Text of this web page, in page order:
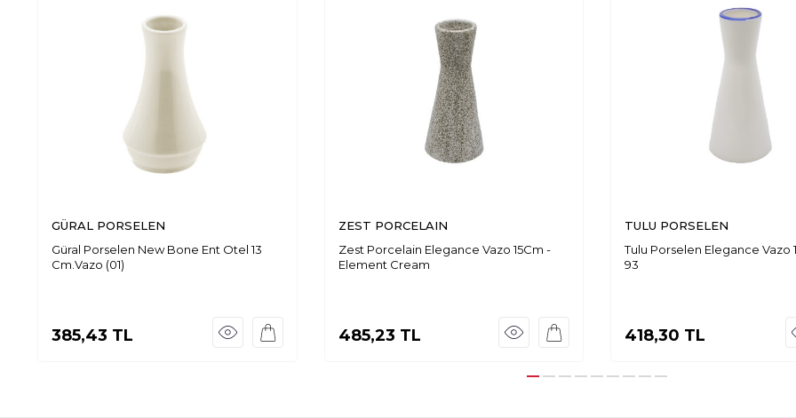
GÜRAL PORSELEN
Güral Porselen New Bone Ent Otel 13
Cm.Vazo (01)
385,43 TL
ZEST PORCELAIN
Zest Porcelain Elegance Vazo 15Cm -
Element Cream
485,23 TL
TULU PORSELEN
Tulu Porselen Elegance Vazo
93
418,30 TL